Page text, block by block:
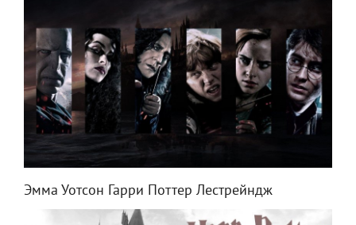
Эмма Уотсон Гарри Поттер Лестрейндж